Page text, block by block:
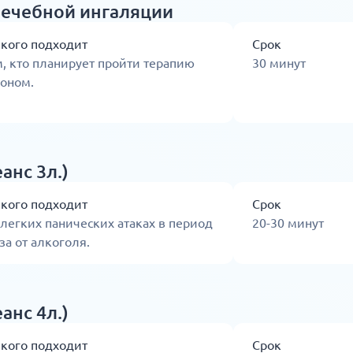
ингаляции
подходит
кто планирует пройти терапию
Срок
30 минут
3л.)
подходит
панических атаках в период
от алкоголя.
Срок
20-30 минут
4л.)
подходит Срок